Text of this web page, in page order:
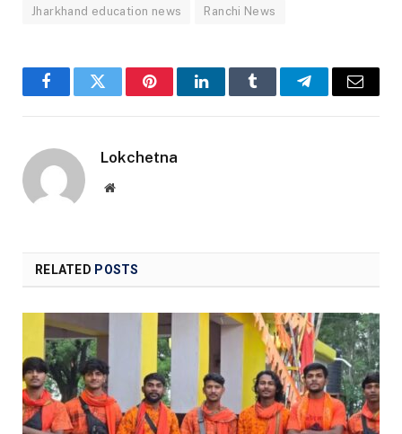
Jharkhand education news Ranchi News
FacebookTwitter PinterestLinkedInTumblr TelegramEmail
Lokchetna
Website
RELATED POSTS